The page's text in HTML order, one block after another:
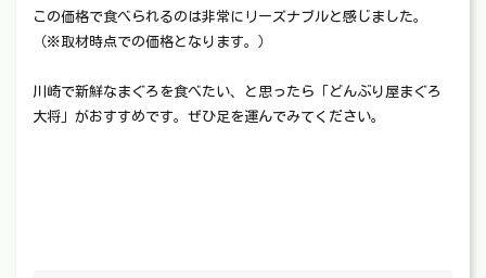
この価格で食べられるのは非常にリーズナブルと感じました。
（※取材時点での価格となります。）
川崎で新鮮なまぐろを食べたい、と思ったら「どんぶり屋まぐろ
大将」がおすすめです。ぜひ足を運んでみてください。